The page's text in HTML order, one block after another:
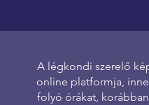
A légkondi szerelő
online platformja,
folyó órákat,